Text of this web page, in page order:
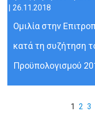
Ομιλία στην
κατά τη συζήτηση
Προϋπολογισμού
1 2 3